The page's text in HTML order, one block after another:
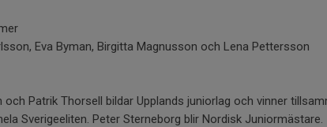
Eva Byman, Birgitta Magnusson och Lena Pettersson
Patrik Thorsell bildar Upplands juniorlag och vinner
Sverigeeliten. Peter Sterneborg blir Nordisk Juniormästare.